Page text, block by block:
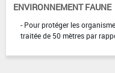
ENVIRONNEMENT FAUNE
- Pour protéger les
traitée de 50 mètres par